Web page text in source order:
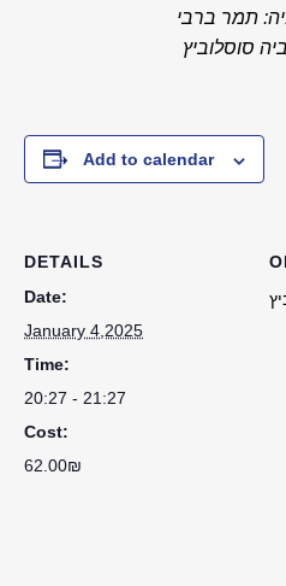
תמר ברבי
סוסלוביץ
Add to calendar
DETAILS
Date:
January 4,2025
Time:
20:27 - 21:27
Cost:
62.00₪